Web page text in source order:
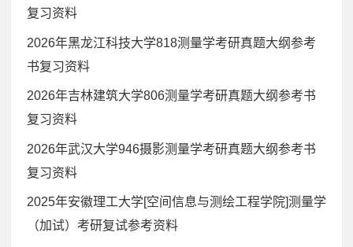
复习资料
2026年黑龙江科技大学818测量学考研真题大纲参考
书复习资料
2026年吉林建筑大学806测量学考研真题大纲参考书
复习资料
2026年武汉大学946摄影测量学考研真题大纲参考书
复习资料
2025年安徽理工大学[空间信息与测绘工程学院]测量学
（加试）考研复试参考资料